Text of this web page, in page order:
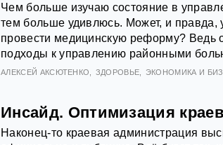
Чем больше изучаю состояние в
тем больше удивлюсь. Может, и правда,
провести медицинскую реформу? Ведь
подходы к управлению районными
АЛЕКСЕЙ АКСЮТЕНКО ЗДОРОВЬЕ ЭКОНОМИКА И
Инсайд. Оптимизация
Наконец-то краевая администрация